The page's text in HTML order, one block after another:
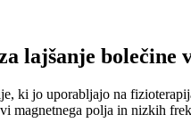
lajšanje bolečine
ki jo uporabljajo na
magnetnega polja in nizkih